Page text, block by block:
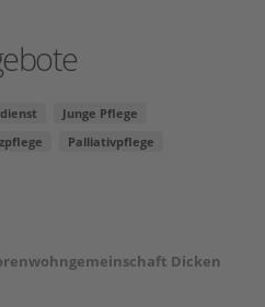
Junge Pflege
Palliativpflege
Dicken